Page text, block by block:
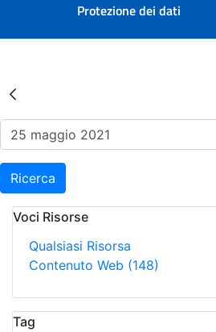
Protezione dei dati
Risultati della
Ricerca
Voci Risorse
Qualsiasi Risorsa
Contenuto Web (148)
Tag